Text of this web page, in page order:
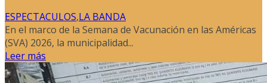
ESPECTACULOS,LA BANDA
En el marco de la Semana de Vacunación en las Américas
(SVA) 2026, la municipalidad...
Leer más